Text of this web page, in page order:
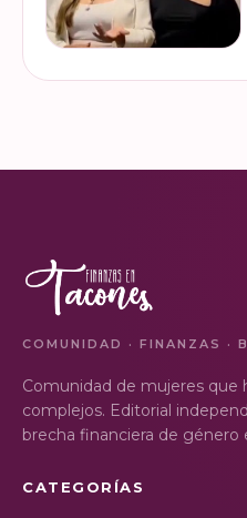
de la Semana Nacional de
COMUNIDAD · FINANZAS ·
Comunidad de mujeres que
complejos. Editorial
brecha financiera de género
CATEGORÍAS